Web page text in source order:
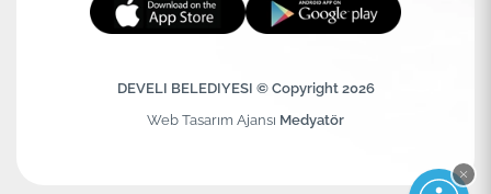
DEVELI BELEDIYESI © Copyright 2026
Web Tasarım Ajansı Medyatör